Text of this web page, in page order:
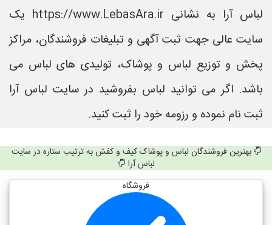
لباس آرا به نشانی https://www.LebasAra.ir یک
سایت عالی جهت ثبت آگهی و تبلیغات فروشندگان، مراکز
پخش و توزیع لباس و پوشاک، تولیدی های لباس می
باشد. اگر می توانید لباس بفروشید در سایت لباس آرا
ثبت نام نموده و رزومه خود را ثبت کنید.
بهترین فروشندگان لباس و پوشاک کیف و کفش به ترتیب ستاره در سایت
لباس آرا
فروشگاه